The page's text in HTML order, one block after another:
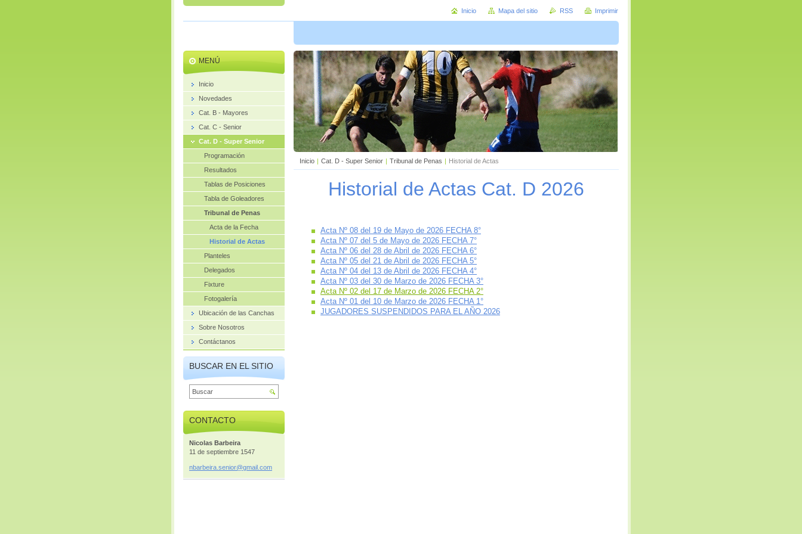
Inicio | Cat. D - Super Senior | Tribunal de Penas | Historial de Actas
Historial de Actas Cat. D 2026
Acta Nº 08 del 19 de Mayo de 2026 FECHA 8°
Acta Nº 07 del 5 de Mayo de 2026 FECHA 7°
Acta Nº 06 del 28 de Abril de 2026 FECHA 6°
Acta Nº 05 del 21 de Abril de 2026 FECHA 5°
Acta Nº 04 del 13 de Abril de 2026 FECHA 4°
Acta Nº 03 del 30 de Marzo de 2026 FECHA 3°
Acta Nº 02 del 17 de Marzo de 2026 FECHA 2°
Acta Nº 01 del 10 de Marzo de 2026 FECHA 1°
JUGADORES SUSPENDIDOS PARA EL AÑO 2026
MENÚ
Inicio
Novedades
Cat. B - Mayores
Cat. C - Senior
Cat. D - Super Senior
Programación
Resultados
Tablas de Posiciones
Tabla de Goleadores
Tribunal de Penas
Acta de la Fecha
Historial de Actas
Planteles
Delegados
Fixture
Fotogalería
Ubicación de las Canchas
Sobre Nosotros
Contáctanos
BUSCAR EN EL SITIO
CONTACTO
Nicolas Barbeira
11 de septiembre 1547
nbarbeira.senior@gmail.com
Inicio Mapa del sitio RSS Imprimir